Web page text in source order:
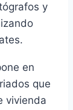
y
en
que
vivienda